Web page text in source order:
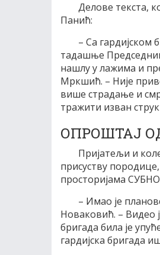
Делове текста,
Панић:
– Са гардијском
тадашње
нашлу у лажима и
Мркшић. – Није
више страдање и
тражити изван
ОПРОШТАЈ
Пријатељи и
присуству
просторијама
– Имао је
Новаковић. – Видео
бригада била је
гардијска бригада